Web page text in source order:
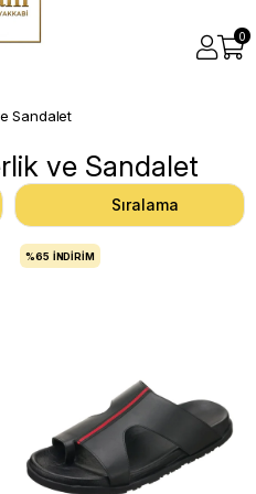
0
Sandalet
ve Sandalet
Sıralama
%65 İNDIRIM